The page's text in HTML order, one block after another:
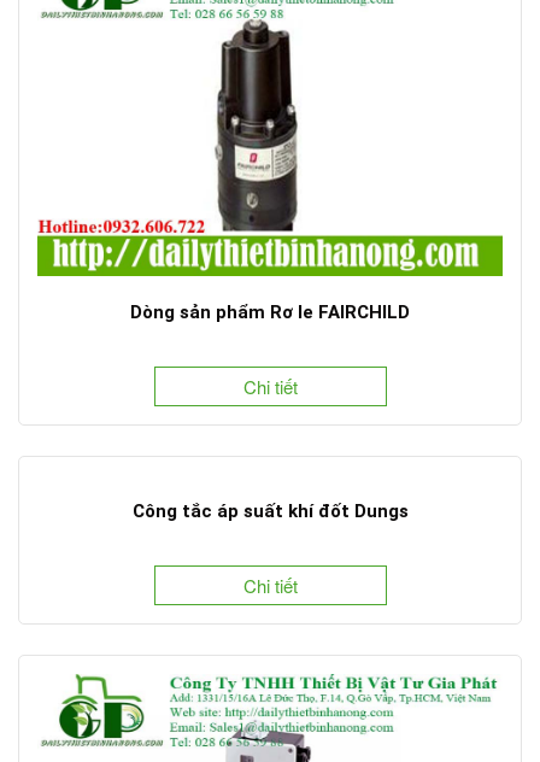
Dòng sản phẩm Rơ le FAIRCHILD
Chi tiết
Công tắc áp suất khí đốt Dungs
Chi tiết